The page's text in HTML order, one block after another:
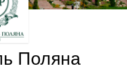
Поляна